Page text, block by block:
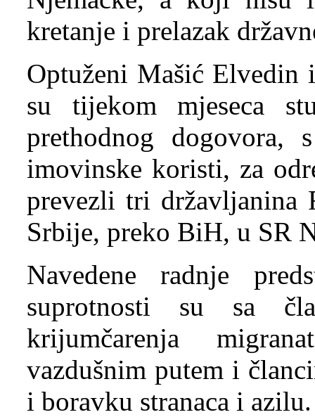
kretanje i prelazak
Optuženi Mašić Elvedin
su tijekom mjeseca
prethodnog dogovora,
imovinske koristi, za
prevezli tri državljanina
Srbije, preko BiH, u SR
Navedene radnje
suprotnosti su sa
krijumčarenja
vazdušnim putem i
i boravku stranaca i azilu.